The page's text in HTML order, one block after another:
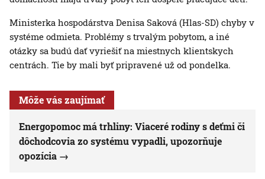
Ministerka hospodárstva Denisa Saková (Hlas-SD) chyby v
systéme odmieta. Problémy s trvalým pobytom, a iné
otázky sa budú dať vyriešiť na miestnych klientskych
centrách. Tie by mali byť pripravené už od pondelka.
Môže vás zaujímať
Energopomoc má trhliny: Viaceré rodiny s deťmi či
dôchodcovia zo systému vypadli, upozorňuje
opozícia